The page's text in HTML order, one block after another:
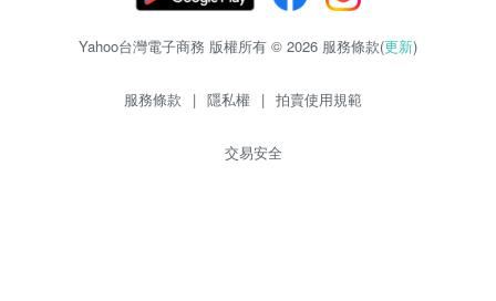
Yahoo台灣電子商務 版權所有 © 2026 服務條款(更新)
服務條款 | 隱私權 | 拍賣使用規範
交易安全